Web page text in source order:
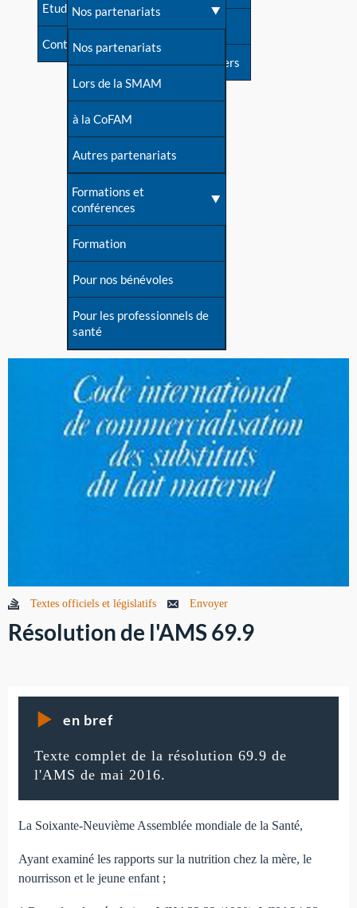
Une question sur le site
Etudes récentes
Contact
Forum
S'inscrire à nos newsletters
Nos partenariats
Nos partenariats
Lors de la SMAM
à la CoFAM
Autres partenariats
Formations et
conférences
Formation
Pour nos bénévoles
Pour les professionnels de
santé
Textes officiels et législatifs Envoyer
Résolution de l'AMS 69.9
en bref
Texte complet de la résolution 69.9 de
l'AMS de mai 2016.
La Soixante-Neuvième Assemblée mondiale de la Santé,
Ayant examiné les rapports sur la nutrition chez la mère, le
nourrisson et le jeune enfant ;